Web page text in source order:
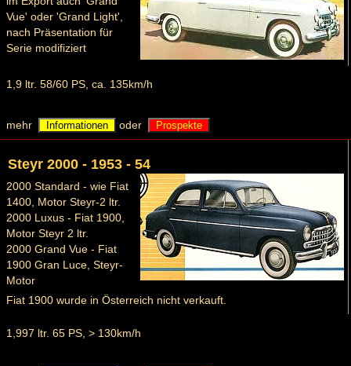
Vue' oder 'Grand Light',
nach Präsentation für
Serie modifiziert
1,9 ltr. 58/60 PS, ca. 135km/h
mehr oder Prospekte
Steyr 2000 - 1953 - 54
2000 Standard - wie Fiat
1400, Motor Steyr-2 ltr.
2000 Luxus - Fiat 1900,
Motor Steyr 2 ltr.
2000 Grand Vue - Fiat
1900 Gran Luce, Steyr-
Motor
Fiat 1900 wurde in Österreich nicht verkauft.
1,997 ltr. 65 PS, > 130km/h